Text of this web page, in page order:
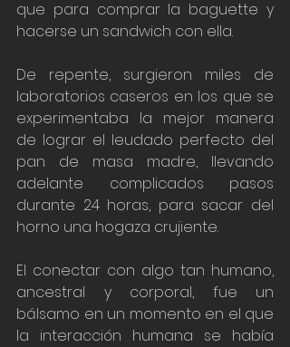
que para comprar la baguette y
hacerse un sandwich con ella.
De repente, surgieron miles de
laboratorios caseros en los que se
experimentaba la mejor manera
de lograr el leudado perfecto del
pan de masa madre, llevando
adelante complicados pasos
durante 24 horas, para sacar del
horno una hogaza crujiente.
El conectar con algo tan humano,
ancestral y corporal, fue un
bálsamo en un momento en el que
la interacción humana se había